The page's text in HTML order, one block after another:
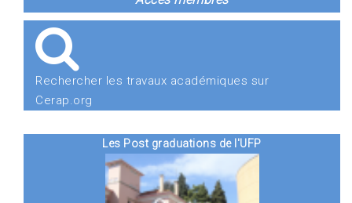
Rechercher les travaux académiques sur
Cerap.org
Les Post graduations de l'UFP